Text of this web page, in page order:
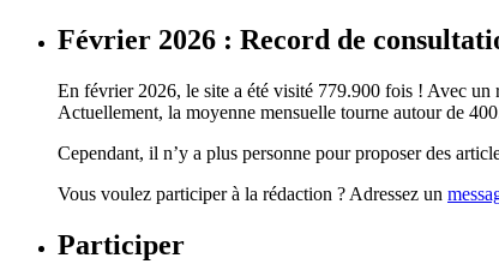
Février 2026 : Record de
En février 2026, le site a été visité 779.900 fois ! Avec un
Actuellement, la moyenne mensuelle tourne autour de
Cependant, il n’y a plus personne pour proposer des
Vous voulez participer à la rédaction ? Adressez un
Participer